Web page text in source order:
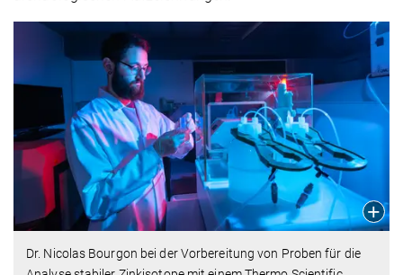
Dr. Nicolas Bourgon bei der Vorbereitung von Proben für die